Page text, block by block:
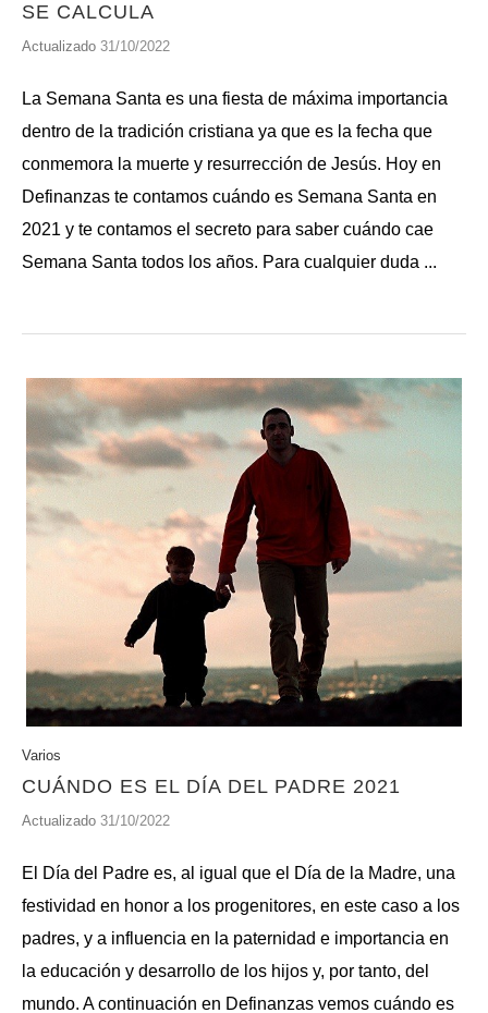
SE CALCULA
Actualizado 31/10/2022
La Semana Santa es una fiesta de máxima importancia
dentro de la tradición cristiana ya que es la fecha que
conmemora la muerte y resurrección de Jesús. Hoy en
Definanzas te contamos cuándo es Semana Santa en
2021 y te contamos el secreto para saber cuándo cae
Semana Santa todos los años. Para cualquier duda ...
Varios
CUÁNDO ES EL DÍA DEL PADRE 2021
Actualizado 31/10/2022
El Día del Padre es, al igual que el Día de la Madre, una
festividad en honor a los progenitores, en este caso a los
padres, y a influencia en la paternidad e importancia en
la educación y desarrollo de los hijos y, por tanto, del
mundo. A continuación en Definanzas vemos cuándo es